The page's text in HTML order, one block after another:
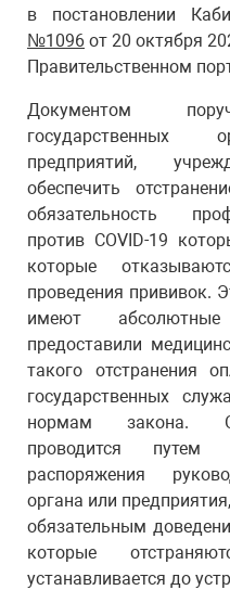
в постановлении
№1096 от 20 октября
Правительственном
Документом
государственных
предприятий,
обеспечить
обязательность
против СOVID-19
которые
проведения прививок.
имеют
предоставили
такого отстранения
государственных
нормам закона.
проводится
распоряжения
органа или
обязательным
которые
устанавливается до